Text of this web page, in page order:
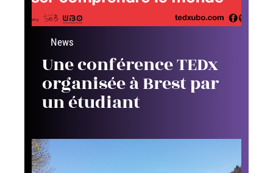
News
Une conférence TEDx
organisée à Brest par
un étudiant